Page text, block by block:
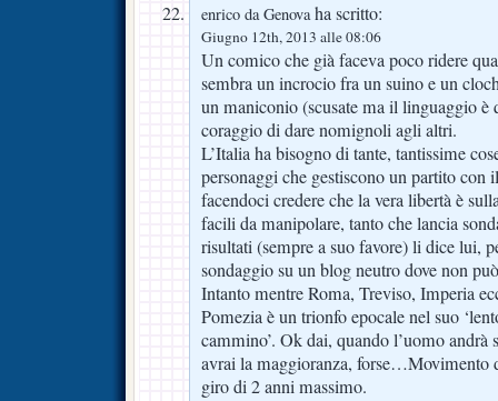
enrico da Genovaha scritto:
Giugno 12th, 2013 alle 08:06
Un comico che già faceva poco ridere
sembra un incrocio fra un suino e un
un maniconio (scusate ma il linguaggio è
coraggio di dare nomignoli agli altri.
L’Italia ha bisogno di tante, tantissime
personaggi che gestiscono un partito con
facendoci credere che la vera libertà è
facili da manipolare, tanto che lancia
risultati (sempre a suo favore) li dice lui,
sondaggio su un blog neutro dove non
Intanto mentre Roma, Treviso, Imperia
Pomezia è un trionfo epocale nel suo
cammino’. Ok dai, quando l’uomo andrà
avrai la maggioranza, forse…Movimento
giro di 2 anni massimo.